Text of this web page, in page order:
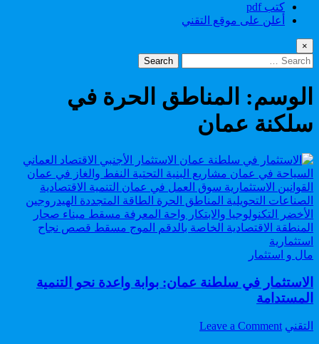
كتب pdf
أعلن على موقع التقني
×
Search
for:
الوسم: المناطق الحرة في
سلكنة عمان
Posted
مال و استثمار
الاستثمار في سلطنة عمان: بوابة واعدة نحو التنمية
المستدامة
Author:
التقني Leave a Comment
on